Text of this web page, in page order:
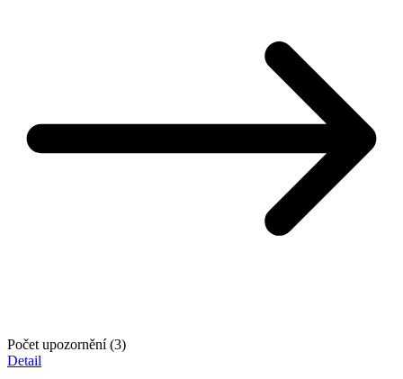
Počet upozornění (3)
Detail